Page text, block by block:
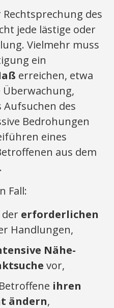
des
jede lästige oder
Vielmehr muss
ein
erreichen, etwa
Aufsuchen des
Bedrohungen
eines
aus dem
Fall:
der erforderlichen
Handlungen,
Nähe-
vor,
ihren
ändern,